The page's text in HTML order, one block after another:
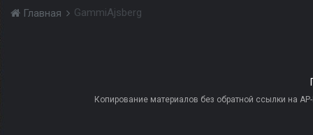
Главная GammiAjsberg
Копирование материалов без обратной ссылки на